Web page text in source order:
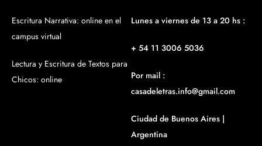
Escritura Narrativa: online en el
campus virtual
Lectura y Escritura de Textos para
Chicos: online
Lunes a viernes de 13 a 20 hs :
+ 54 11 3006 5036
Por mail :
casadeletras.info@gmail.com
Ciudad de Buenos Aires |
Argentina